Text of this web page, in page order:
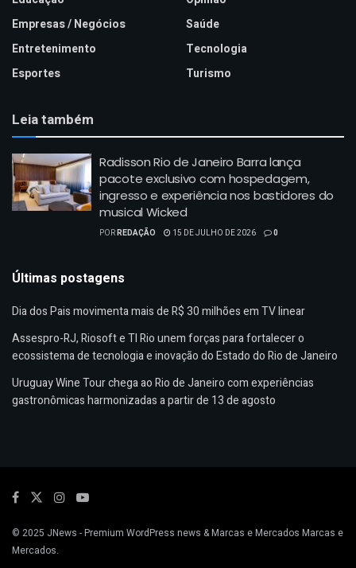
Empresas / Negócios
Entretenimento
Esportes
Saúde
Tecnologia
Turismo
Leia também
Radisson Rio de Janeiro Barra lança
pacote exclusivo com hospedagem,
ingresso e experiência nos bastidores do
musical Wicked
PORREDAÇÃO 15 DE JULHO DE 2026 0
Últimas postagens
Dia dos Pais movimenta mais de R$ 30 milhões em TV linear
Assespro-RJ, Riosoft e TI Rio unem forças para fortalecer o
ecossistema de tecnologia e inovação do Estado do Rio de Janeiro
Uruguay Wine Tour chega ao Rio de Janeiro com experiências
gastronômicas harmonizadas a partir de 13 de agosto
© 2025 JNews - Premium WordPress news & Marcas e Mercados Marcas e
Mercados.